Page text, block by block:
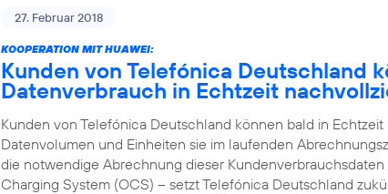
27. Februar 2018
KOOPERATION MIT HUAWEI:
Kunden von Telefónica Deutschland
Datenverbrauch in Echtzeit
Kunden von Telefónica Deutschland können bald in
Datenvolumen und Einheiten sie im laufenden
die notwendige Abrechnung dieser
Charging System (OCS) – setzt Telefónica Deutschland